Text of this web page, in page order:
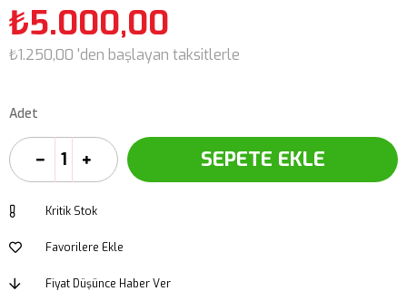
₺5.000,00
₺1.250,00 'den başlayan taksitlerle
Adet
Kritik Stok
Favorilere Ekle
Fiyat Düşünce Haber Ver